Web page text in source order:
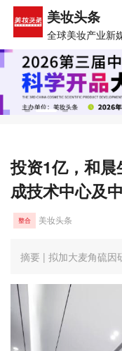
美妆头条
全球美妆产业新
投资1亿，和
成技术中心及
整合 美妆头条
摘要 | 拟加大麦角硫因